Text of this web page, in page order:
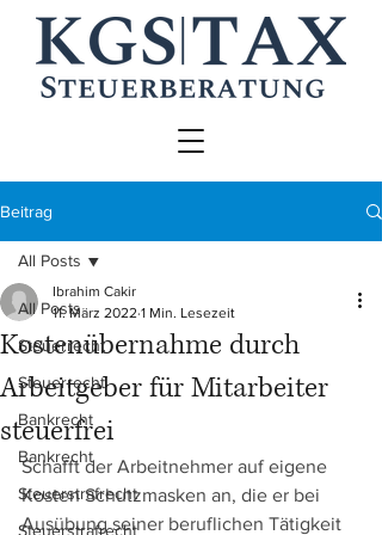
Beitrag
All Posts
Steuerrecht
Steuerrecht
Bankrecht
Bankrecht
Steuerstrafrecht
Steuerstrafrecht
All Posts
Kostenübernahme durch
Arbeitgeber für Mitarbeiter
steuerfrei
Ibrahim Cakir
11. März 2022 1 Min. Lesezeit
Schafft der Arbeitnehmer auf eigene
Kosten Schutzmasken an, die er bei
Ausübung seiner beruflichen Tätigkeit